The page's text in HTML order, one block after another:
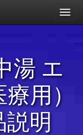
メ
ニ
湯 エ
用）
説明